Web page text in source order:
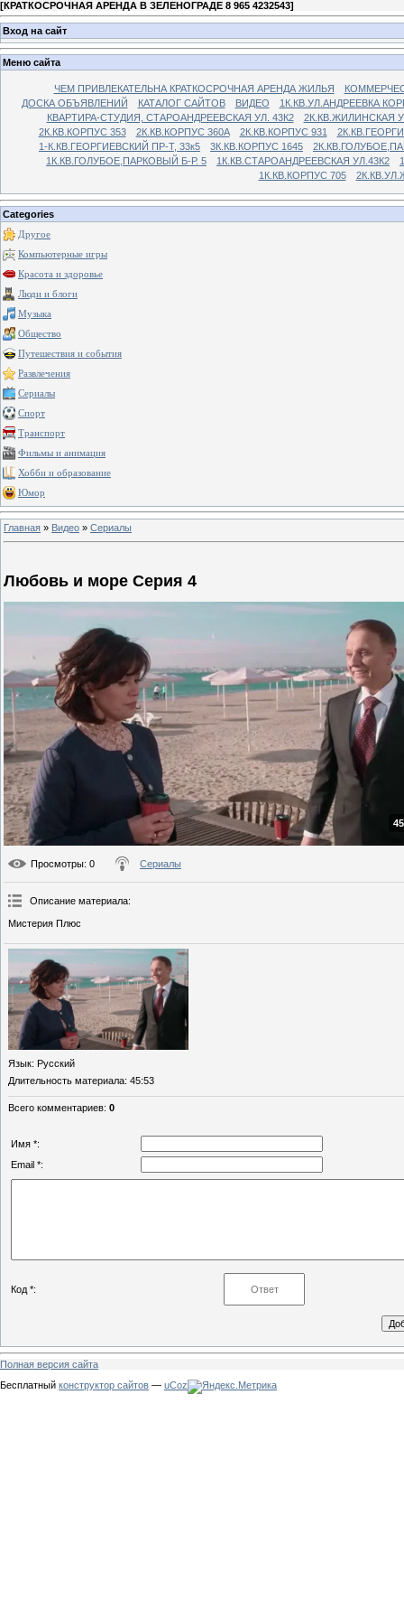
[КРАТКОСРОЧНАЯ АРЕНДА В ЗЕЛЕНОГРАДЕ 8 965 4232543]
Вход на сайт
Меню сайта
ЧЕМ ПРИВЛЕКАТЕЛЬНА КРАТКОСРОЧНАЯ АРЕНДА ЖИЛЬЯ
ДОСКА ОБЪЯВЛЕНИЙ
КАТАЛОГ САЙТОВ ВИДЕО
1К.КВ.УЛ.АНДРЕЕВКА
КВАРТИРА-СТУДИЯ, СТАРОАНДРЕЕВСКАЯ УЛ. 43К2
2К.КВ.ЖИЛИНСКАЯ
2К.КВ.КОРПУС 353
2К.КВ.КОРПУС 360А 2К.КВ.КОРПУС 931
1-К.КВ.ГЕОРГИЕВСКИЙ ПР-Т, 33к5
3К.КВ.КОРПУС 1645
1К.КВ.ГОЛУБОЕ,ПАРКОВЫЙ Б-Р. 5
1К.КВ.СТАРОАНДРЕЕВСКАЯ УЛ.43К2
1К.КВ.КОРПУС 705
Categories
Другое
Компьютерные игры
Красота и здоровье
Люди и блоги
Музыка
Общество
Путешествия и события
Развлечения
Сериалы
Спорт
Транспорт
Фильмы и анимация
Хобби и образование
Юмор
Главная » Видео » Сериалы
Любовь и море Серия 4
Просмотры: 0 Сериалы
Описание материала:
Мистерия Плюс
Язык: Русский
Длительность материала: 45:53
Всего комментариев: 0
Имя *:
Email *:
Код *:
Полная версия сайта
Бесплатный конструктор сайтов — uCoz